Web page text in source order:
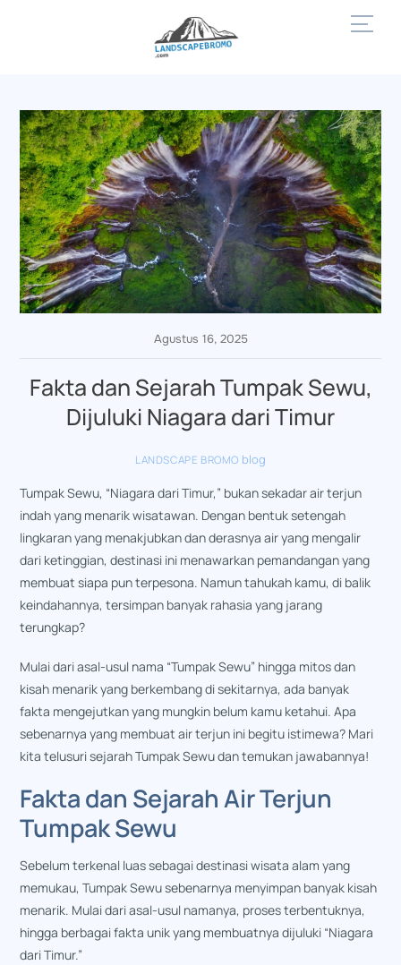
Agustus 16, 2025
Fakta dan Sejarah Tumpak Sewu,
Dijuluki Niagara dari Timur
LANDSCAPE BROMO blog
Tumpak Sewu, “Niagara dari Timur,” bukan sekadar air terjun
indah yang menarik wisatawan. Dengan bentuk setengah
lingkaran yang menakjubkan dan derasnya air yang mengalir
dari ketinggian, destinasi ini menawarkan pemandangan yang
membuat siapa pun terpesona. Namun tahukah kamu, di balik
keindahannya, tersimpan banyak rahasia yang jarang
terungkap?
Mulai dari asal-usul nama “Tumpak Sewu” hingga mitos dan
kisah menarik yang berkembang di sekitarnya, ada banyak
fakta mengejutkan yang mungkin belum kamu ketahui. Apa
sebenarnya yang membuat air terjun ini begitu istimewa? Mari
kita telusuri sejarah Tumpak Sewu dan temukan jawabannya!
Fakta dan Sejarah Air Terjun
Tumpak Sewu
Sebelum terkenal luas sebagai destinasi wisata alam yang
memukau, Tumpak Sewu sebenarnya menyimpan banyak kisah
menarik. Mulai dari asal-usul namanya, proses terbentuknya,
hingga berbagai fakta unik yang membuatnya dijuluki “Niagara
dari Timur.”